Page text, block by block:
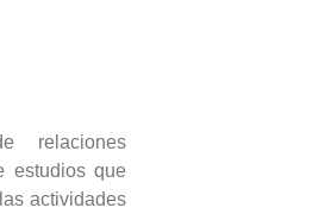
relaciones
estudios que
actividades